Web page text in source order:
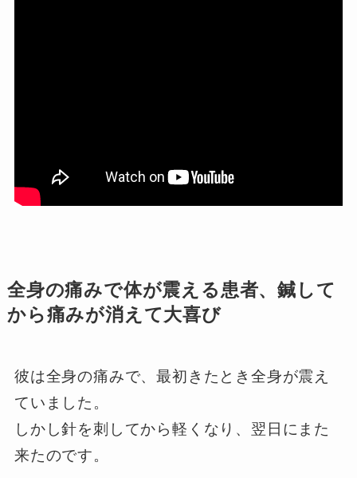
全身の痛みで体が震える患者、鍼して
から痛みが消えて大喜び
彼は全身の痛みで、最初きたとき全身が震え
ていました。
しかし針を刺してから軽くなり、翌日にまた
来たのです。